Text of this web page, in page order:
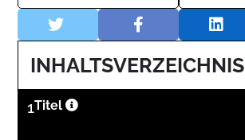
INHALTSVERZEICHNIS
1Titel